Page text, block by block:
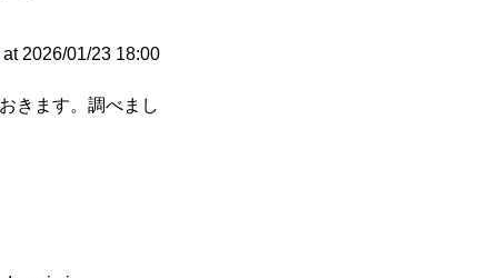
at 2026/01/23 18:00
きます。調べまし